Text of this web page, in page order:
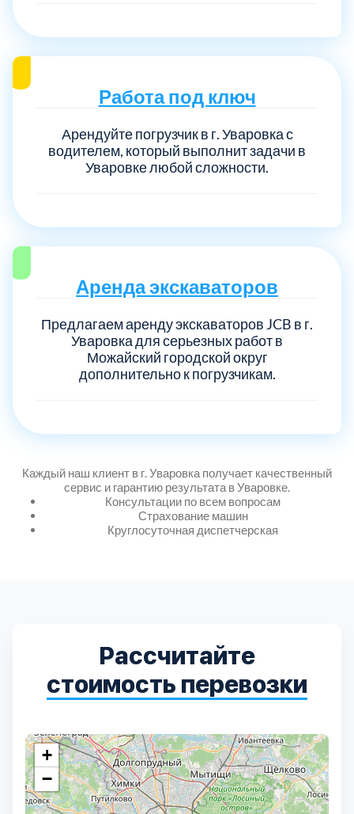
Работа под ключ
Арендуйте погрузчик в г. Уваровка с
водителем, который выполнит задачи в
Уваровке любой сложности.
Аренда экскаваторов
Предлагаем аренду экскаваторов JCB в г.
Уваровка для серьезных работ в
Можайский городской округ
дополнительно к погрузчикам.
Каждый наш клиент в г. Уваровка получает качественный
сервис и гарантию результата в Уваровке.
Консультации по всем вопросам
Страхование машин
Круглосуточная диспетчерская
Рассчитайте
стоимость перевозки
+
−
Выберите город:
Балашиха
Богородский
Волоколамский
Долгопрудный
Зеленоградский
Истринский
Каширский 2